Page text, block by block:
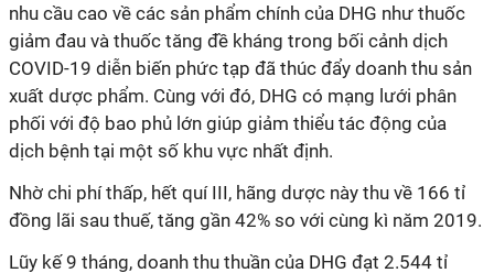
nhu cầu cao về các sản phẩm chính của DHG như thuốc
giảm đau và thuốc tăng đề kháng trong bối cảnh dịch
COVID-19 diễn biến phức tạp đã thúc đẩy doanh thu sản
xuất dược phẩm. Cùng với đó, DHG có mạng lưới phân
phối với độ bao phủ lớn giúp giảm thiểu tác động của
dịch bệnh tại một số khu vực nhất định.
Nhờ chi phí thấp, hết quí III, hãng dược này thu về 166 tỉ
đồng lãi sau thuế, tăng gần 42% so với cùng kì năm 2019.
Lũy kế 9 tháng, doanh thu thuần của DHG đạt 2.544 tỉ